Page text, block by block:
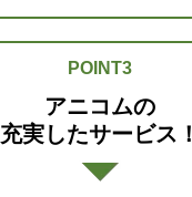
POINT3
アニコムの
充実したサービス！